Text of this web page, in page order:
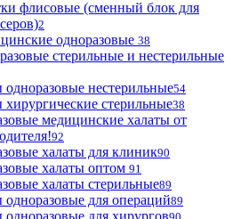
флисовые (сменный блок для
2
одноразовые 38
стерильные и нестерильные
одноразовые нестерильные54
хирургические стерильные38
медицинские халаты от
92
халаты для клиник90
халаты оптом 91
халаты стерильные89
одноразовые для операций89
одноразовые для хирургов